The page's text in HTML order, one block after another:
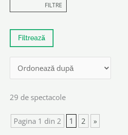
FILTRE
29 de spectacole
Pagina 1 din 2 1 2 »